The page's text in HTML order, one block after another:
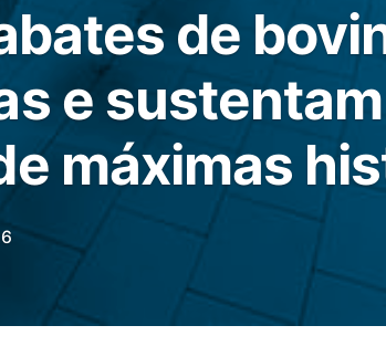
de
e
máximas